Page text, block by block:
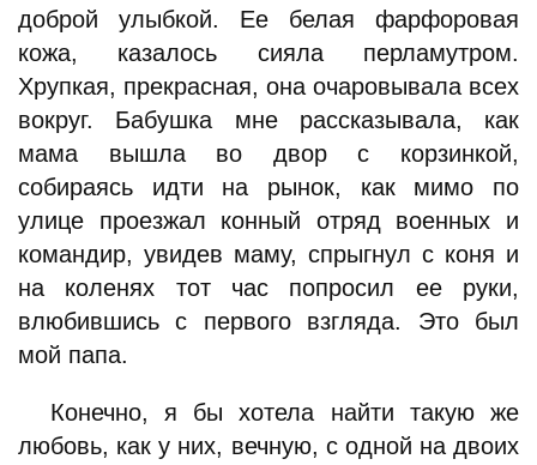
доброй улыбкой. Ее белая фарфоровая
кожа, казалось сияла перламутром.
Хрупкая, прекрасная, она очаровывала всех
вокруг. Бабушка мне рассказывала, как
мама вышла во двор с корзинкой,
собираясь идти на рынок, как мимо по
улице проезжал конный отряд военных и
командир, увидев маму, спрыгнул с коня и
на коленях тот час попросил ее руки,
влюбившись с первого взгляда. Это был
мой папа.
Конечно, я бы хотела найти такую же
любовь, как у них, вечную, с одной на двоих